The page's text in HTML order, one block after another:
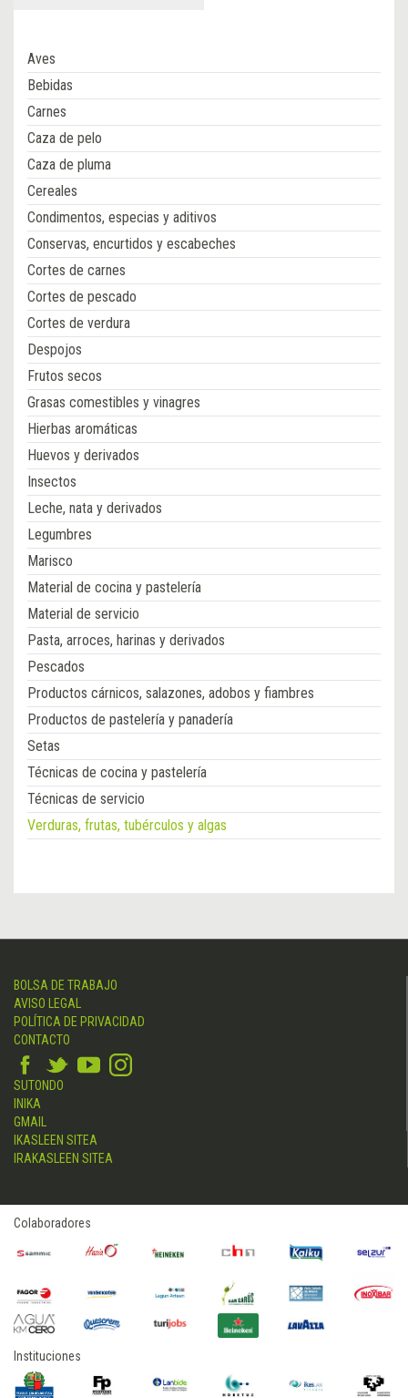
Aves
Bebidas
Carnes
Caza de pelo
Caza de pluma
Cereales
Condimentos, especias y aditivos
Conservas, encurtidos y escabeches
Cortes de carnes
Cortes de pescado
Cortes de verdura
Despojos
Frutos secos
Grasas comestibles y vinagres
Hierbas aromáticas
Huevos y derivados
Insectos
Leche, nata y derivados
Legumbres
Marisco
Material de cocina y pastelería
Material de servicio
Pasta, arroces, harinas y derivados
Pescados
Productos cárnicos, salazones, adobos y fiambres
Productos de pastelería y panadería
Setas
Técnicas de cocina y pastelería
Técnicas de servicio
Verduras, frutas, tubérculos y algas
BOLSA DE TRABAJO
AVISO LEGAL
POLÍTICA DE PRIVACIDAD
CONTACTO
SUTONDO
INIKA
GMAIL
IKASLEEN SITEA
IRAKASLEEN SITEA
Colaboradores
Instituciones